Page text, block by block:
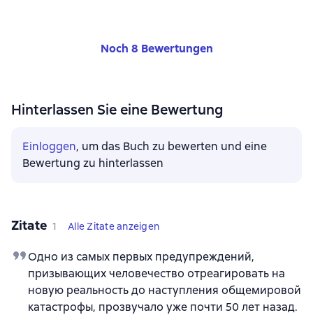
Noch 8 Bewertungen
Hinterlassen Sie eine Bewertung
Einloggen, um das Buch zu bewerten und eine
Bewertung zu hinterlassen
Zitate 1 Alle Zitate anzeigen
Одно из самых первых предупреждений,
призывающих человечество отреагировать на
новую реальность до наступления общемировой
катастрофы, прозвучало уже почти 50 лет назад.